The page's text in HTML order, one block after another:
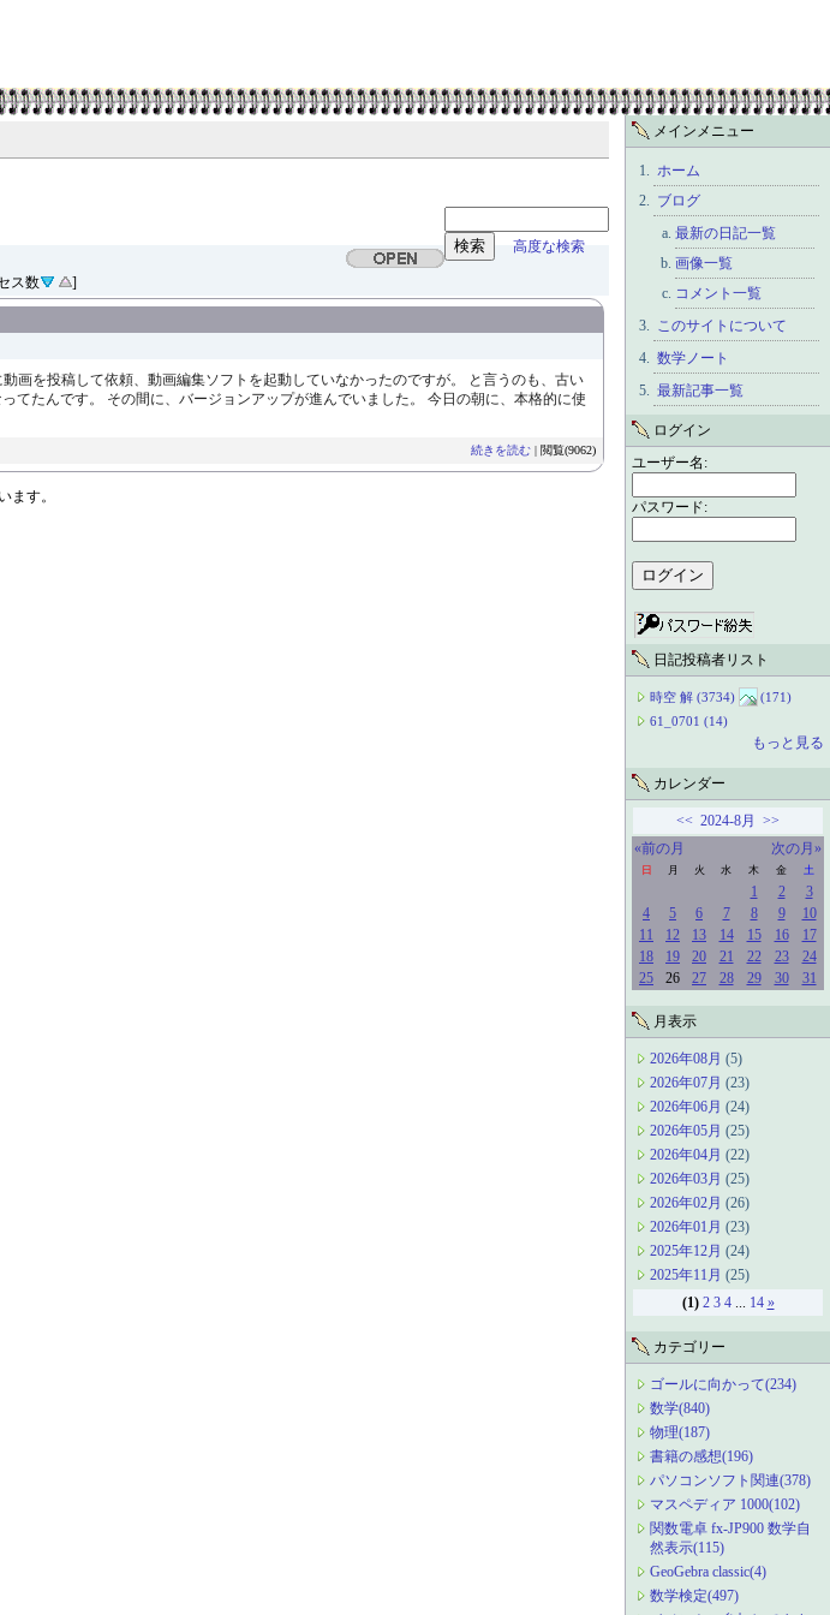
高度な検索
ス数 ]
画を投稿して依頼、動画編集ソフトを起動していなかったのですが。 と言うのも、古い
たんです。 その間に、バージョンアップが進んでいました。 今日の朝に、本格的に使
続きを読む | 閲覧(9062)
ます。
メインメニュー
ホーム
ブログ
最新の日記一覧
画像一覧
コメント一覧
このサイトについて
数学ノート
最新記事一覧
ログイン
ユーザー名:
パスワード:
日記投稿者リスト
時空 解 (3734)
(171)
61_0701 (14)
もっと見る
カレンダー
<< 2024-8月
>>
«前の月
次の月»
日 月 火 水 木 金 土
1 2
3
4
5 6 7 8 9
10
11
12 13 14 15 16
17
18
19 20 21 22 23
24
25
26 27 28 29 30 31
月表示
2026年08月 (5)
2026年07月 (23)
2026年06月 (24)
2026年05月 (25)
2026年04月 (22)
2026年03月 (25)
2026年02月 (26)
2026年01月 (23)
2025年12月 (24)
2025年11月 (25)
(1) 2 3 4... 14 »
カテゴリー
ゴールに向かって(234)
数学(840)
物理(187)
書籍の感想(196)
パソコンソフト関連(378)
マスペディア 1000(102)
関数電卓 fx-JP900 数学自
然表示(115)
GeoGebra classic(4)
数学検定(497)